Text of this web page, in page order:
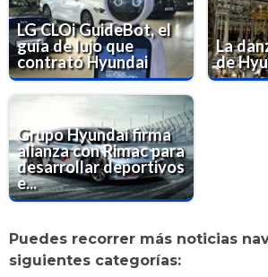
LG CLOi GuideBot, el
guía de lujo que
contrató Hyundai
La
de
Grupo Hyundai firma
alianza con Rimac para
desarrollar deportivos
e...
Puedes recorrer más noticias
siguientes categorías: